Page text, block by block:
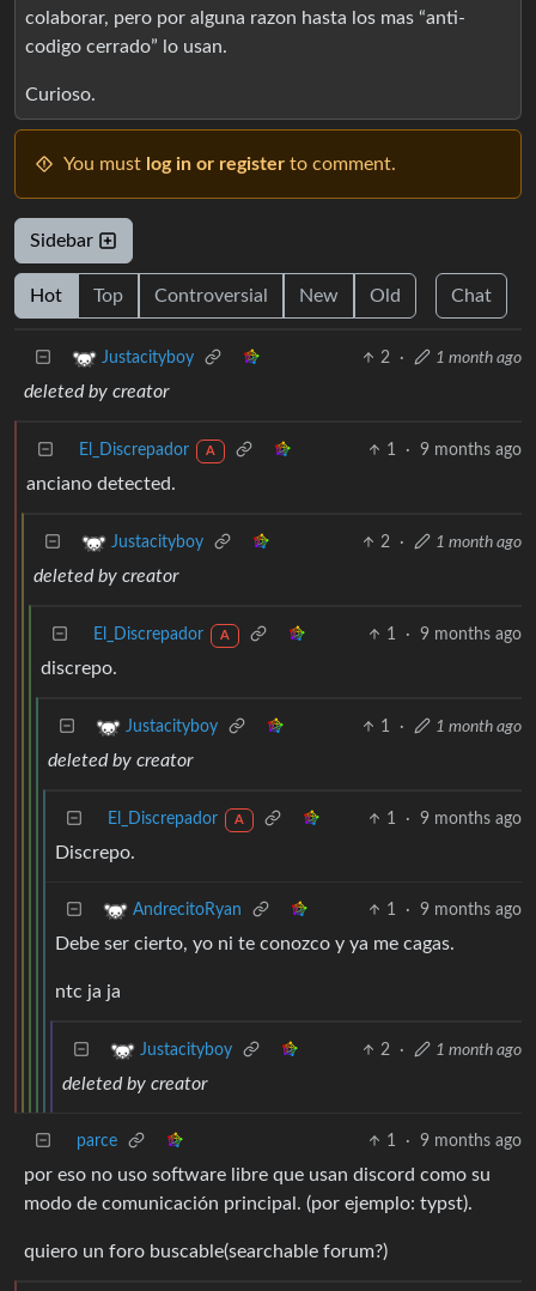
colaborar, pero por alguna razon hasta los mas “anti-
codigo cerrado” lo usan.
Curioso.
You must log in or register to comment.
Sidebar
Hot Top Controversial New Old Chat
Justacityboy 2 · 1 month ago
deleted by creator
El_Discrepador A 1 · 9 months ago
anciano detected.
Justacityboy 2 · 1 month ago
deleted by creator
El_Discrepador A 1 · 9 months ago
discrepo.
Justacityboy 1 · 1 month ago
deleted by creator
El_Discrepador A 1 · 9 months ago
Discrepo.
AndrecitoRyan 1 · 9 months ago
Debe ser cierto, yo ni te conozco y ya me cagas.
ntc ja ja
Justacityboy 2 · 1 month ago
deleted by creator
parce 1 · 9 months ago
por eso no uso software libre que usan discord como su
modo de comunicación principal. (por ejemplo: typst).
quiero un foro buscable(searchable forum?)